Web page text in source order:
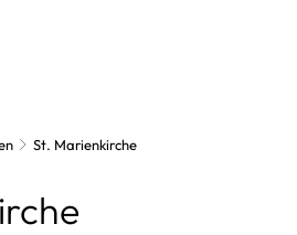
MarienkircheGebühren und Steuern
St. Marienkirche